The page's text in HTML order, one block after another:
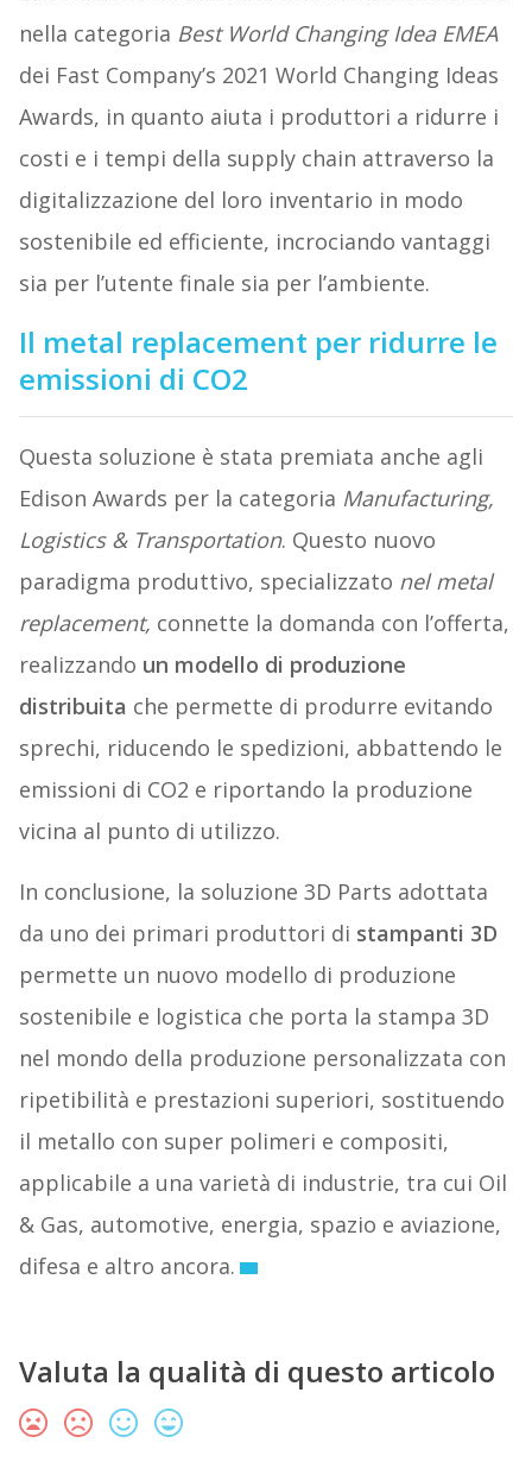
nella categoria Best World Changing Idea EMEA
dei Fast Company’s 2021 World Changing Ideas
Awards, in quanto aiuta i produttori a ridurre i
costi e i tempi della supply chain attraverso la
digitalizzazione del loro inventario in modo
sostenibile ed efficiente, incrociando vantaggi
sia per l’utente finale sia per l’ambiente.
Il metal replacement per ridurre le
emissioni di CO2
Questa soluzione è stata premiata anche agli
Edison Awards per la categoria Manufacturing,
Logistics & Transportation. Questo nuovo
paradigma produttivo, specializzato nel metal
replacement, connette la domanda con l’offerta,
realizzando un modello di produzione
distribuita che permette di produrre evitando
sprechi, riducendo le spedizioni, abbattendo le
emissioni di CO2 e riportando la produzione
vicina al punto di utilizzo.
In conclusione, la soluzione 3D Parts adottata
da uno dei primari produttori di stampanti 3D
permette un nuovo modello di produzione
sostenibile e logistica che porta la stampa 3D
nel mondo della produzione personalizzata con
ripetibilità e prestazioni superiori, sostituendo
il metallo con super polimeri e compositi,
applicabile a una varietà di industrie, tra cui Oil
& Gas, automotive, energia, spazio e aviazione,
difesa e altro ancora.
Valuta la qualità di questo articolo